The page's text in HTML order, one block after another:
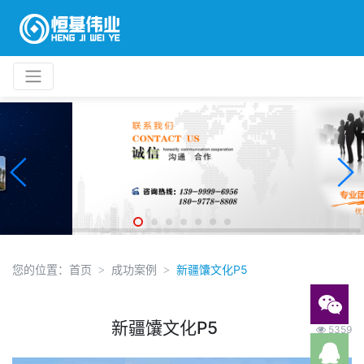
您的位置： 首页 成功案例 新疆馕文化P5
新疆馕文化P5 5359